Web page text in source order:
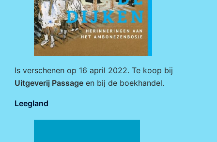
Is verschenen op 16 april 2022. Te koop bij
Uitgeverij Passage en bij de boekhandel.
Leegland